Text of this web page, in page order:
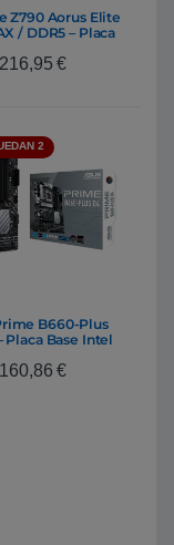
Z790 Aorus Elite
/ DDR5 – Placa
216,95€
2
B660-Plus
Placa Base Intel
160,86€